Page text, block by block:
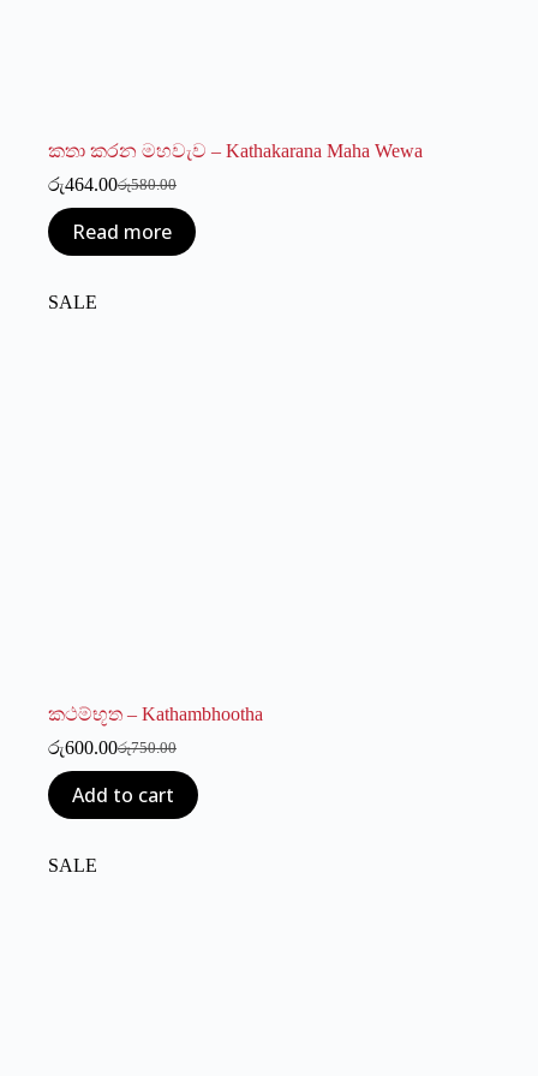
කතා කරන මහවැව – Kathakarana Maha Wewa
රු580.00
Original
was:
රු580.00.
රු464.00Current
is:
රු464.00.
Read more
SALE
කථම්භූත – Kathambhootha
රු750.00
Original
was:
රු750.00.
රු600.00Current
is:
රු600.00.
Add to cart
SALE